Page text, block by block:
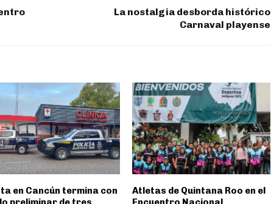
La nostalgia desborda histórico
Carnaval playense
en Cancún termina con
Atletas de Quintana Roo en el